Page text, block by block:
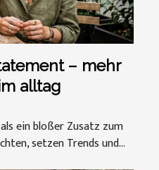
– mehr
alltag
ein bloßer Zusatz zum
setzen Trends und...